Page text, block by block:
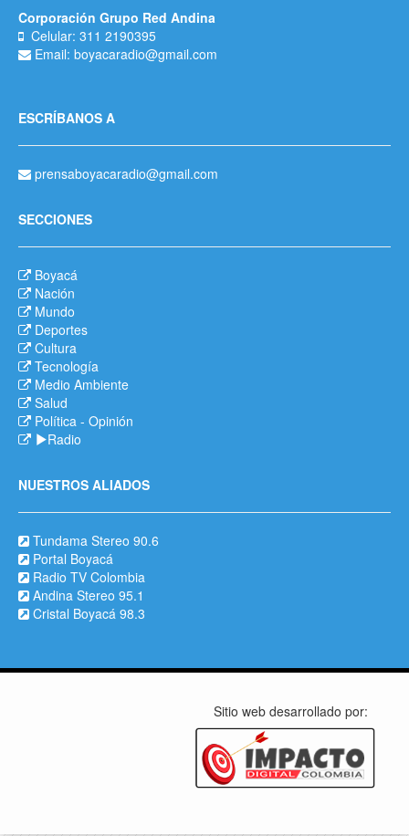
Corporación Grupo Red Andina
Celular: 311 2190395
Email: boyacaradio@gmail.com
ESCRÍBANOS A
prensaboyacaradio@gmail.com
SECCIONES
Boyacá
Nación
Mundo
Deportes
Cultura
Tecnología
Medio Ambiente
Salud
Política - Opinión
Radio
NUESTROS ALIADOS
Tundama Stereo 90.6
Portal Boyacá
Radio TV Colombia
Andina Stereo 95.1
Cristal Boyacá 98.3
Sitio web desarrollado por: